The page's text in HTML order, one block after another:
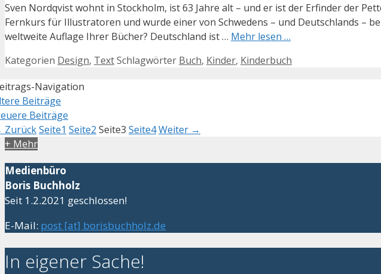
Sven Nordqvist wohnt in Stockholm, ist 63 Jahre alt – und er ist der Erfinder der
Fernkurs für Illustratoren und wurde einer von Schwedens – und Deutschlands –
weltweite Auflage Ihrer Bücher? Deutschland ist … Mehr lesen …
Kategorien Design, TextSchlagwörter Buch, Kinder, Kinderbuch
Navigation
Beiträge
Beiträge
ZurückSeite1 Seite2 Seite3 Seite4Weiter →
+ Mehr
Medienbüro
Boris Buchholz
Seit 1.2.2021 geschlossen!
E-Mail: post [at] borisbuchholz.de
In eigener Sache!